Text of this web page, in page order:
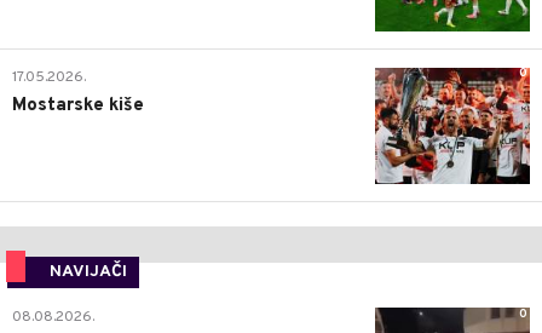
0
17.05.2026.
Mostarske kiše
NAVIJAČI
0
08.08.2026.